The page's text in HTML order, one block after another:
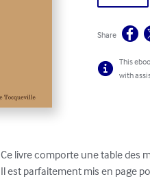
Share
This
with
Ce livre comporte une table des
Il est parfaitement mis en page